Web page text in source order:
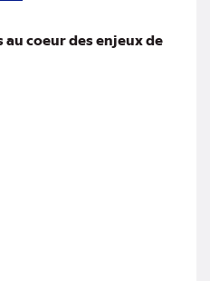
coeur des enjeux de